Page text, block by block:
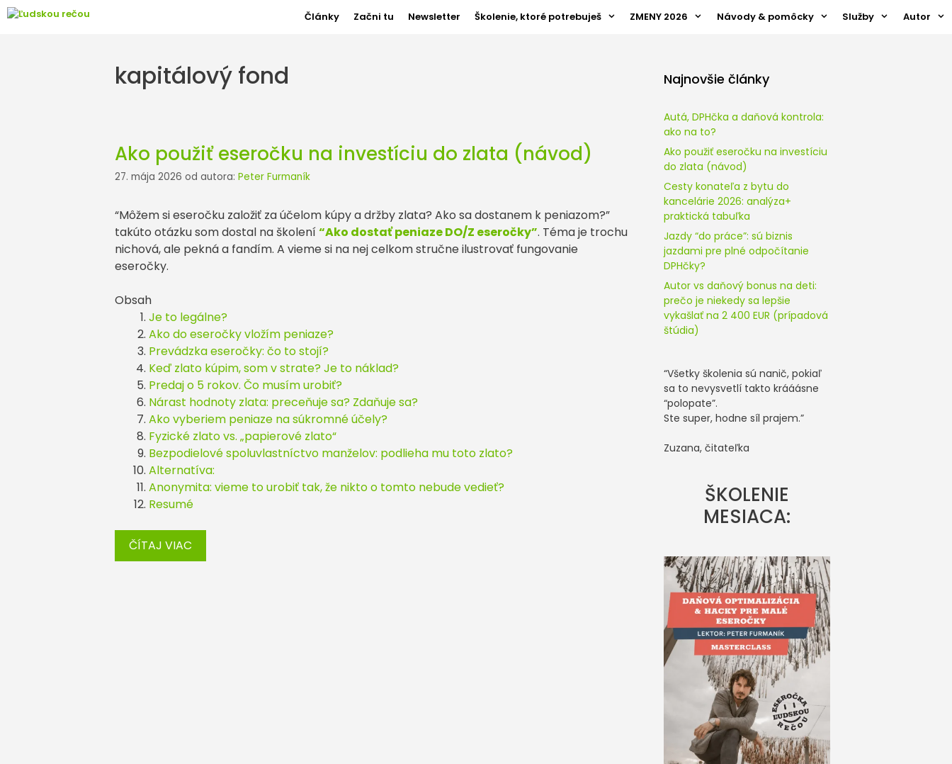
Preskočiť
Články Začni tu Newsletter Školenie, ktoré potrebuješ ZMENY 2026 Návody & pomôcky Služby Autor
kapitálový fond
Ako použiť eseročku na investíciu do zlata (návod)
27. mája 2026 od autora: Peter Furmaník
“Môžem si eseročku založiť za účelom kúpy a držby zlata? Ako sa dostanem k peniazom?”
takúto otázku som dostal na školení“Ako dostať peniaze DO/Z eseročky”. Téma je trochu
nichová, ale pekná a fandím. A vieme si na nej celkom stručne ilustrovať fungovanie
eseročky.
Obsah
Je to legálne?
Ako do eseročky vložím peniaze?
Prevádzka eseročky: čo to stojí?
Keď zlato kúpim, som v strate? Je to náklad?
Predaj o 5 rokov. Čo musím urobiť?
Nárast hodnoty zlata: preceňuje sa? Zdaňuje sa?
Ako vyberiem peniaze na súkromné účely?
Fyzické zlato vs. „papierové zlato“
Bezpodielové spoluvlastníctvo manželov: podlieha mu toto zlato?
Alternatíva:
Anonymita: vieme to urobiť tak, že nikto o tomto nebude vedieť?
Resumé
ČÍTAJ VIAC
Najnovšie články
Autá, DPHčka a daňová kontrola:
ako na to?
Ako použiť eseročku na investíciu
do zlata (návod)
Cesty konateľa z bytu do
kancelárie 2026: analýza+
praktická tabuľka
Jazdy “do práce”: sú biznis
jazdami pre plné odpočítanie
DPHčky?
Autor vs daňový bonus na deti:
prečo je niekedy sa lepšie
vykašlať na 2 400 EUR (prípadová
štúdia)
“Všetky školenia sú nanič, pokiaľ
sa to nevysvetlí takto krááásne
“polopate”.
Ste super, hodne síl prajem.”
Zuzana, čitateľka
ŠKOLENIE
MESIACA: